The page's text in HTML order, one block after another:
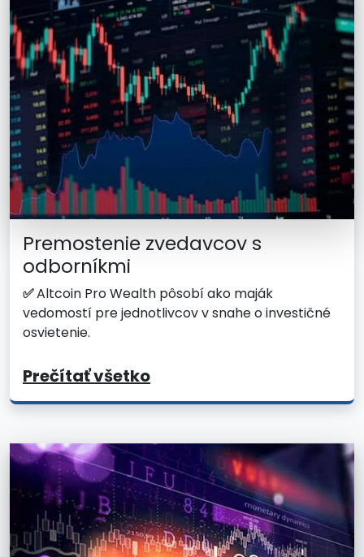
Premostenie zvedavcov s
odborníkmi
✅Altcoin Pro Wealth pôsobí ako maják
vedomostí pre jednotlivcov v snahe o investičné
osvietenie.
Prečítať všetko